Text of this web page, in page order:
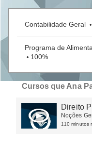
Contabilidade Geral •
Programa de
• 100%
Cursos que Ana
Direito
Gerais e
Noções
110 minutos